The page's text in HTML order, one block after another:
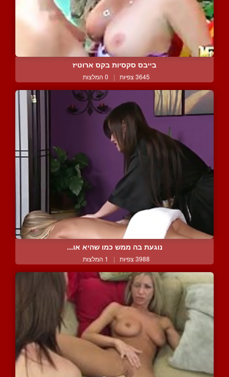
בייבס סקסיות בקס ארוטיז
3645 צפיות | 0 המלצות
נוגעת בה ממש כמו שהיא או...
3988 צפיות | 1 המלצות